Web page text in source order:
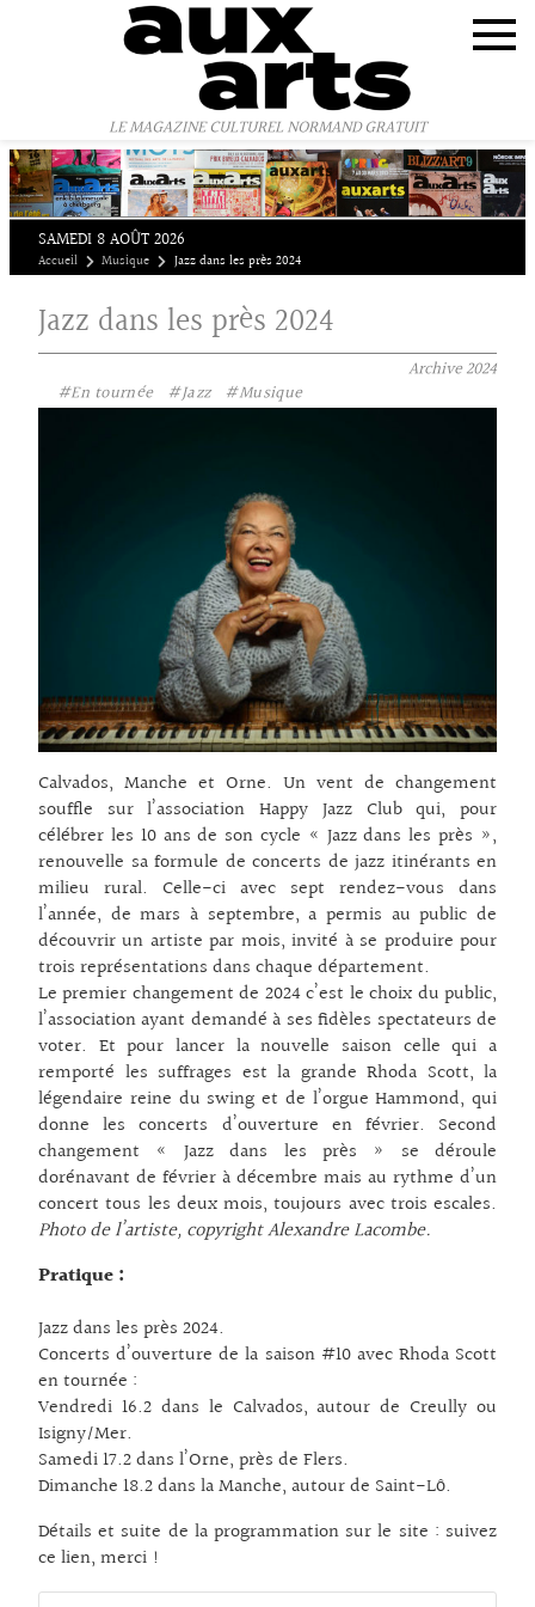
LE MAGAZINE CULTUREL NORMAND GRATUIT
SAMEDI 8 AOÛT 2026
Accueil Musique Jazz dans les près 2024
Jazz dans les près 2024
Archive2024
#En tournée
#Jazz #Musique
Calvados, Manche et Orne. Un vent de changement
souffle sur l’association Happy Jazz Club qui, pour
célébrer les 10 ans de son cycle « Jazz dans les près »,
renouvelle sa formule de concerts de jazz itinérants en
milieu rural. Celle-ci avec sept rendez-vous dans
l’année, de mars à septembre, a permis au public de
découvrir un artiste par mois, invité à se produire pour
trois représentations dans chaque département.
Le premier changement de 2024 c’est le choix du public,
l’association ayant demandé à ses fidèles spectateurs de
voter. Et pour lancer la nouvelle saison celle qui a
remporté les suffrages est la grande Rhoda Scott, la
légendaire reine du swing et de l’orgue Hammond, qui
donne les concerts d’ouverture en février. Second
changement « Jazz dans les près » se déroule
dorénavant de février à décembre mais au rythme d’un
concert tous les deux mois, toujours avec trois escales.
Photo de l’artiste, copyright Alexandre Lacombe.
Pratique :
Jazz dans les près 2024.
Concerts d’ouverture de la saison #10 avec Rhoda Scott
en tournée :
Vendredi 16.2 dans le Calvados, autour de Creully ou
Isigny/Mer.
Samedi 17.2 dans l’Orne, près de Flers.
Dimanche 18.2 dans la Manche, autour de Saint-Lô.
Détails et suite de la programmation sur le site : suivez
ce lien, merci !
Panneau de gestion des cookies